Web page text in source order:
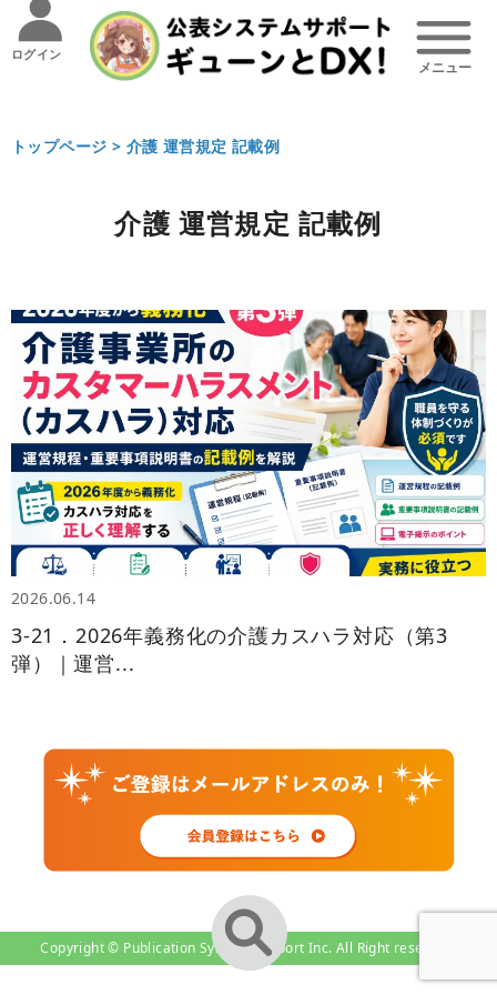
ログイン
トップページ > 介護 運営規定 記載例
介護 運営規定 記載例
2026.06.14
3‑21．2026年義務化の介護カスハラ対応（第3
弾）｜運営...
Copyright © Publication System-Support Inc. All Right reserved.